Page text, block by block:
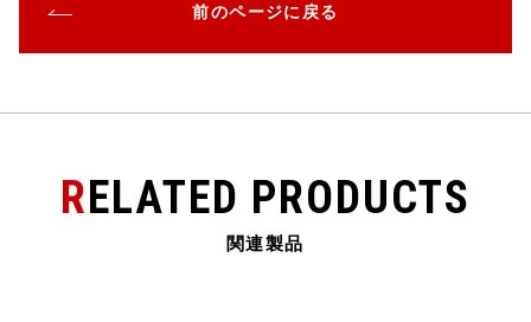
e
b
o
k
r
a
l
前のページに戻る
RELATED PRODUCTS
関連製品